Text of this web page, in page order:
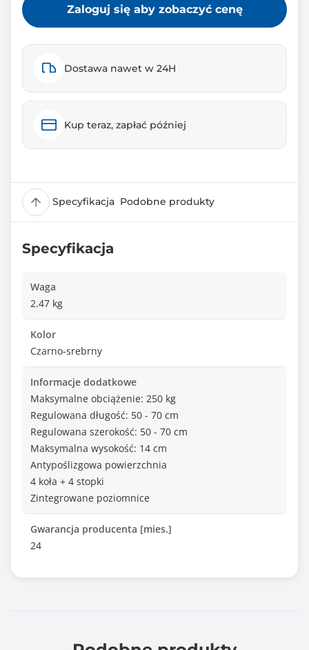
Zaloguj się aby zobaczyć cenę
Dostawa nawet w 24H
Kup teraz, zapłać później
Specyfikacja Podobne produkty
Specyfikacja
Waga
2.47 kg
Kolor
Czarno-srebrny
Informacje dodatkowe
Maksymalne obciążenie: 250 kg
Regulowana długość: 50 - 70 cm
Regulowana szerokość: 50 - 70 cm
Maksymalna wysokość: 14 cm
Antypoślizgowa powierzchnia
4 koła + 4 stopki
Zintegrowane poziomnice
Gwarancja producenta [mies.]
24